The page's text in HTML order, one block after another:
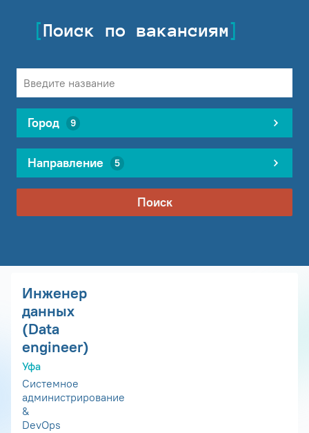
Поиск по вакансиям
Город 9
Направление 5
Поиск
Инженер
данных
(Data
engineer)
Уфа
Системное
администрирование
&
DevOps